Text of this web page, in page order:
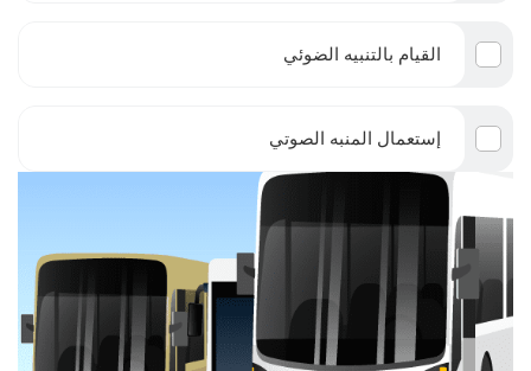
القيام بالتنبيه الضوئي
إستعمال المنبه الصوتي